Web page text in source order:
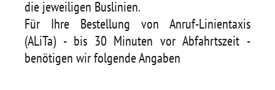
die jeweiligen Buslinien.
Für Ihre Bestellung von Anruf-Linientaxis
(ALiTa) - bis 30 Minuten vor Abfahrtszeit -
benötigen wir folgende Angaben